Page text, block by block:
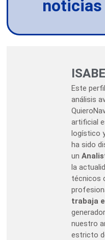
Este
análisis
artificial
logístico
ha sido
un
la
técnicos
trabaja
nuestro
estricto